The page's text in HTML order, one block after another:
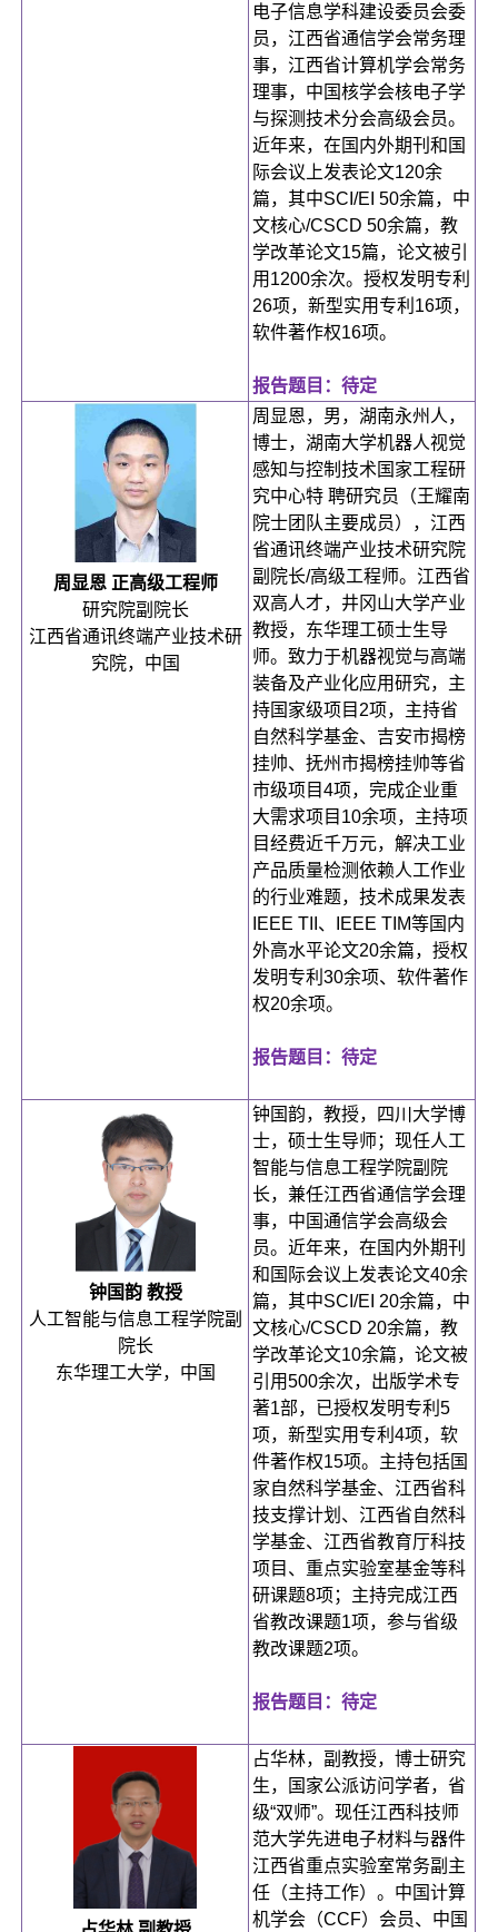
电子信息学科建设委员会委
员，江西省通信学会常务理
事，江西省计算机学会常务
理事，中国核学会核电子学
与探测技术分会高级会员。
近年来，在国内外期刊和国
际会议上发表论文120余
篇，其中SCI/EI 50余篇，中
文核心/CSCD 50余篇，教
学改革论文15篇，论文被引
用1200余次。授权发明专利
26项，新型实用专利16项，
软件著作权16项。
报告题目：待定
周显恩 正高级工程师
研究院副院长
江西省通讯终端产业技术研
究院，中国
周显恩，男，湖南永州人，
博士，湖南大学机器人视觉
感知与控制技术国家工程研
究中心特 聘研究员（王耀南
院士团队主要成员），江西
省通讯终端产业技术研究院
副院长/高级工程师。江西省
双高人才，井冈山大学产业
教授，东华理工硕士生导
师。致力于机器视觉与高端
装备及产业化应用研究，主
持国家级项目2项，主持省
自然科学基金、吉安市揭榜
挂帅、抚州市揭榜挂帅等省
市级项目4项，完成企业重
大需求项目10余项，主持项
目经费近千万元，解决工业
产品质量检测依赖人工作业
的行业难题，技术成果发表
IEEE TII、IEEE TIM等国内
外高水平论文20余篇，授权
发明专利30余项、软件著作
权20余项。
报告题目：待定
钟国韵 教授
人工智能与信息工程学院副
院长
东华理工大学，中国
钟国韵，教授，四川大学博
士，硕士生导师；现任人工
智能与信息工程学院副院
长，兼任江西省通信学会理
事，中国通信学会高级会
员。近年来，在国内外期刊
和国际会议上发表论文40余
篇，其中SCI/EI 20余篇，中
文核心/CSCD 20余篇，教
学改革论文10余篇，论文被
引用500余次，出版学术专
著1部，已授权发明专利5
项，新型实用专利4项，软
件著作权15项。主持包括国
家自然科学基金、江西省科
技支撑计划、江西省自然科
学基金、江西省教育厅科技
项目、重点实验室基金等科
研课题8项；主持完成江西
省教改课题1项，参与省级
教改课题2项。
报告题目：待定
占华林，副教授，博士研究
生，国家公派访问学者，省
级“双师”。现任江西科技师
范大学先进电子材料与器件
江西省重点实验室常务副主
任（主持工作）。中国计算
机学会（CCF）会员、中国